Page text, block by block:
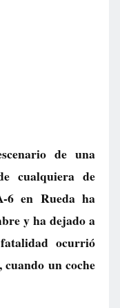
de una
cualquiera de
6 en Rueda ha
y ha dejado a
ocurrió
un coche